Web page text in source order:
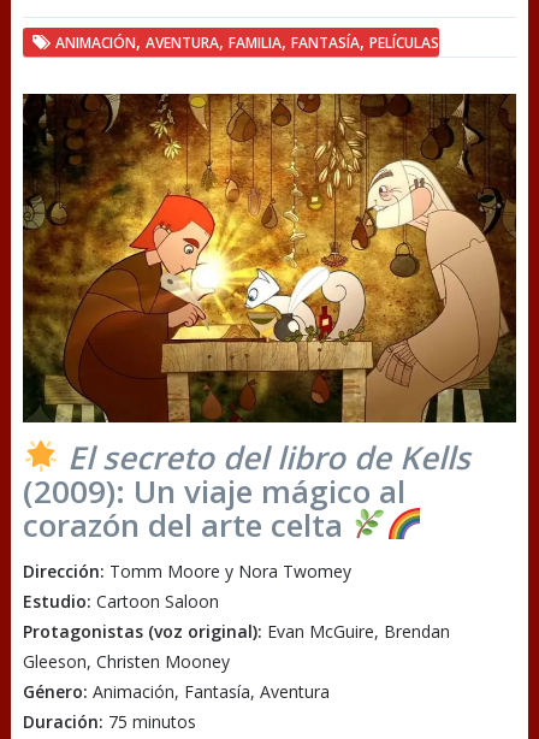
ANIMACIÓN, AVENTURA, FAMILIA, FANTASÍA, PELÍCULAS
El secreto del libro de Kells
(2009): Un viaje mágico al
corazón del arte celta
Dirección: Tomm Moore y Nora Twomey
Estudio: Cartoon Saloon
Protagonistas (voz original): Evan McGuire, Brendan
Gleeson, Christen Mooney
Género: Animación, Fantasía, Aventura
Duración: 75 minutos